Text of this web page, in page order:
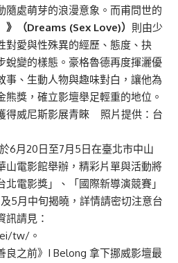
隨處萌芽的浪漫意象。而甫問世的
》（Dreams (Sex Love)） 則由少
對愛與性殊異的經歷、態度、抉
蛻變的樣態。豪格魯德再度揮灑優
事、生動人物與趣味對白，讓他為
獎，確立影壇舉足輕重的地位。
得威尼斯影展青睞 照片提供：台
6月20日至7月5日在臺北市中山
山電影館舉辦，精彩片單與活動將
電影獎」、「國際新導演競賽」
5月中旬揭曉，詳情請密切注意台
訊請見：
tw/ 。
良之前》I Belong 拿下挪威影壇最